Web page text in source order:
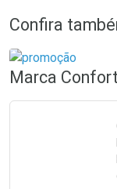
Confira
Marca